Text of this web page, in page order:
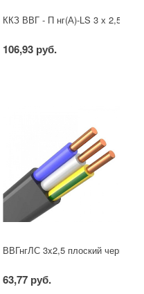
ККЗ ВВГ - П нг(А)-LS 3 х 2,5
106,93 руб.
ВВГнгЛС 3x2,5 плоский черный
63,77 руб.